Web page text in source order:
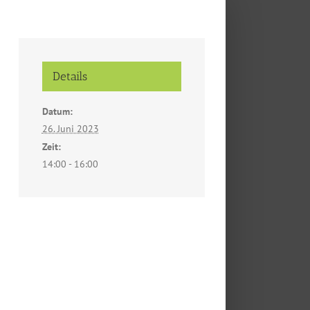
Details
Datum:
26. Juni 2023
Zeit:
14:00 - 16:00